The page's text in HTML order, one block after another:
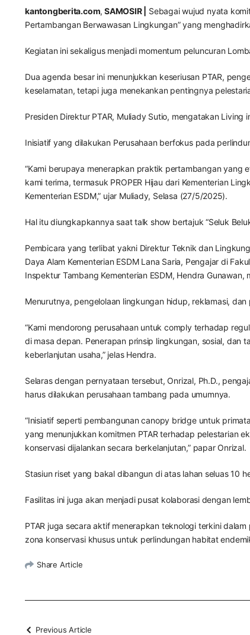
kantongberita.com, SAMOSIR |
Sebagai wujud nyata
Pertambangan Berwawasan Lingkungan” yang
Kegiatan ini sekaligus menjadi momentum peluncuran
Dua agenda besar ini menunjukkan keseriusan PTAR,
keselamatan, tetapi juga menekankan pentingnya
Presiden Direktur PTAR, Muliady Sutio, mengatakan
Inisiatif yang dilakukan Perusahaan berfokus pada
“Kami berupaya menerapkan praktik pertambangan yang
kami terima, termasuk PROPER Hijau dari Kementerian
Kementerian ESDM,” ujar Muliady, Selasa (27/5/2025).
Hal itu diungkapkannya saat talk show bertajuk “Seluk
Pembicara yang terlibat yakni Direktur Teknik dan
Daya Alam Kementerian ESDM Lana Saria, Pengajar di
Inspektur Tambang Kementerian ESDM, Hendra
Menurutnya, pengelolaan lingkungan hidup, reklamasi,
“Kami mendorong perusahaan untuk comply terhadap
di masa depan. Penerapan prinsip lingkungan, sosial, dan
keberlanjutan usaha,” jelas Hendra.
Selaras dengan pernyataan tersebut, Onrizal, Ph.D.,
harus dilakukan perusahaan tambang pada umumnya.
“Inisiatif seperti pembangunan canopy bridge untuk
yang menunjukkan komitmen PTAR terhadap pelestarian
konservasi dijalankan secara berkelanjutan,” papar Onrizal.
Stasiun riset yang bakal dibangun di atas lahan seluas 10
Fasilitas ini juga akan menjadi pusat kolaborasi dengan
PTAR juga secara aktif menerapkan teknologi terkini
zona konservasi khusus untuk perlindungan habitat
Share Article
Previous Article